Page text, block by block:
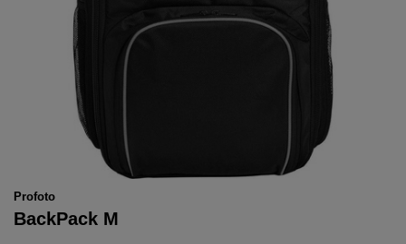
Profoto
BackPack M